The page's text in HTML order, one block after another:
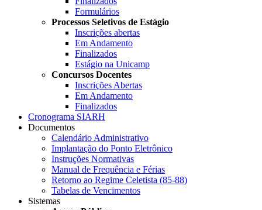
Formulários
Processos Seletivos de Estágio
Inscrições abertas
Em Andamento
Finalizados
Estágio na Unicamp
Concursos Docentes
Inscrições Abertas
Em Andamento
Finalizados
Cronograma SIARH
Documentos
Calendário Administrativo
Implantação do Ponto Eletrônico
Instruções Normativas
Manual de Frequência e Férias
Retorno ao Regime Celetista (85-88)
Tabelas de Vencimentos
Sistemas